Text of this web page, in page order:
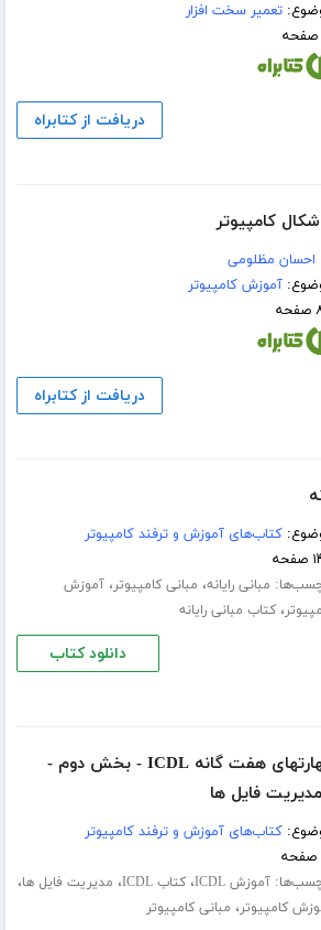
تعمیر سخت افزار
دریافت از کتابراه
کامپیوتر
احسان مظلومی
آموزش کامپیوتر
دریافت از کتابراه
کتاب‌های آموزش و ترفند کامپیوتر
مبانی رایانه، مبانی کامپیوتر،آموزش
،کتاب مبانی رایانه
دانلود کتاب
دانلود کتاب آموزش مهارتهای هفت گانه ICDL - بخش دوم -
فایل ها
کتاب‌های آموزش و ترفند کامپیوتر
آموزش ICDL ،کتاب ICDL ، مدیریت فایل ها،
کامپیوتر، مبانی کامپیوتر